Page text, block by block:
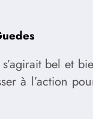
bel et
à l’action